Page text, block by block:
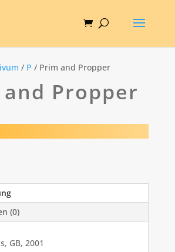
/ P / Prim and Propper
Propper
(0)
GB, 2001